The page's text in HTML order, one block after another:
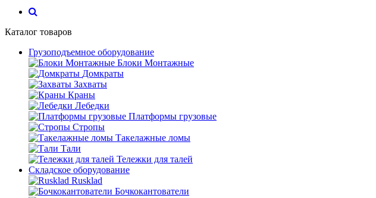
Каталог товаров
Грузоподъемное оборудование
Блоки Монтажные
Домкраты
Захваты
Краны
Лебедки
Платформы грузовые
Стропы
Такелажные ломы
Тали
Тележки для талей
Складское оборудование
Rusklad
Бочкокантователи